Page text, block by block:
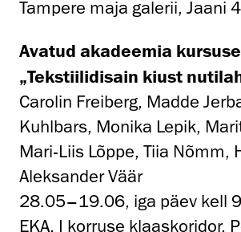
Tampere maja galerii, Jaani
Avatud akadeemia
„Tekstiilidisain kiust
Carolin Freiberg, Madde
Kuhlbars, Monika Lepik,
Mari-Liis Lõppe, Tiia Nõmm,
Aleksander Väär
28.05–19.06, iga päev kell
EKA, I korruse klaaskoridor,